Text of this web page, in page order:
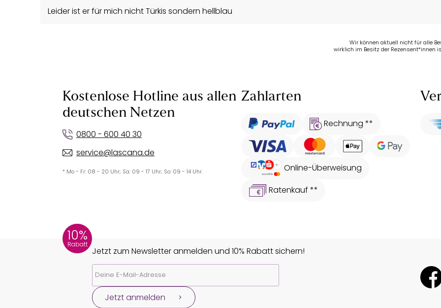
Leider ist er für mich nicht Türkis sondern hellblau
Wir können aktuell nicht für alle
wirklich im Besitz der Rezensent*innen
Kostenlose Hotline aus allen
deutschen Netzen
0800 - 600 40 30
service@lascana.de
* Mo - Fr: 08 - 20 Uhr; Sa: 09 - 17 Uhr; So: 09 - 14 Uhr.
Zahlarten
Rechnung **
Online-Überweisung
Ratenkauf **
10%
Rabatt
Jetzt zum Newsletter anmelden und 10% Rabatt sichern!
Jetzt anmelden